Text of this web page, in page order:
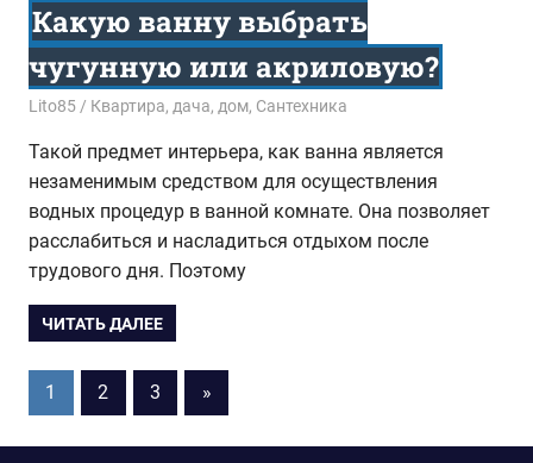
Какую ванну выбрать
чугунную или акриловую?
12.05.2015
Lito85 Квартира, дача, дом, Сантехника
Такой предмет интерьера, как ванна является
незаменимым средством для осуществления
водных процедур в ванной комнате. Она позволяет
расслабиться и насладиться отдыхом после
трудового дня. Поэтому
ЧИТАТЬ ДАЛЕЕ
Пагинация
1 2 3
Следующие
записи
»